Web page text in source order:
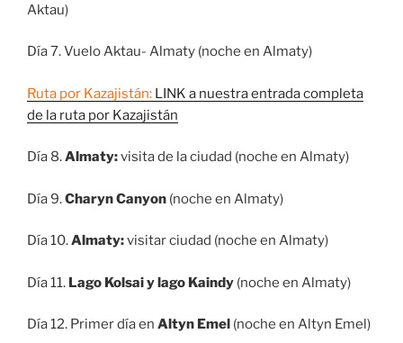
Aktau)
Día 7. Vuelo Aktau- Almaty (noche en Almaty)
Ruta por Kazajistán: LINK a nuestra entrada completa
de la ruta por Kazajistán
Día 8.Almaty:visita de la ciudad (noche en Almaty)
Día 9.Charyn Canyon (noche en Almaty)
Día 10.Almaty:visitar ciudad (noche en Almaty)
Día 11. Lago Kolsai y lago Kaindy (noche en Almaty)
Día 12. Primer día en Altyn Emel (noche en Altyn Emel)